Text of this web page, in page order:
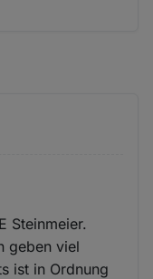
Steinmeier.
geben viel
ist in Ordnung